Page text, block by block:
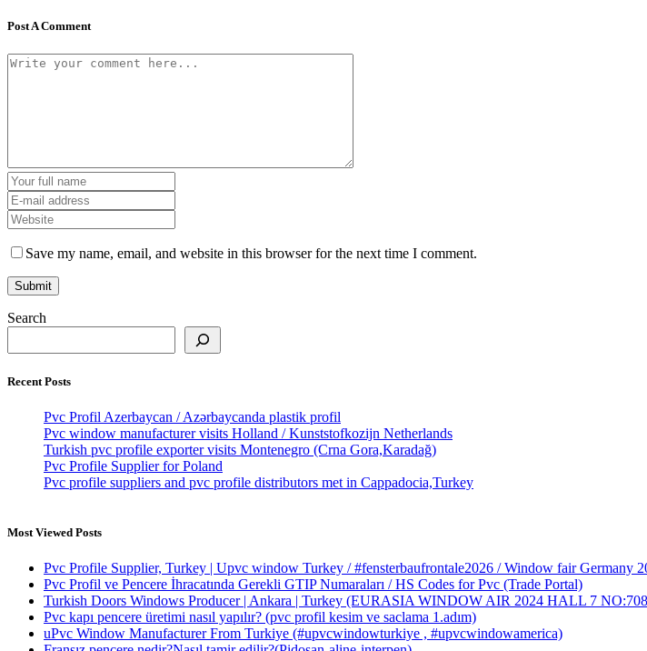
Post A Comment
Save my name, email, and website in this browser for the next time I comment.
Search
Recent Posts
Pvc Profil Azerbaycan / Azərbaycanda plastik profil
Pvc window manufacturer visits Holland / Kunststofkozijn Netherlands
Turkish pvc profile exporter visits Montenegro (Crna Gora,Karadağ)
Pvc Profile Supplier for Poland
Pvc profile suppliers and pvc profile distributors met in Cappadocia,Turkey
Most Viewed Posts
Pvc Profile Supplier, Turkey | Upvc window Turkey / #fensterbaufrontale2026 / Window fair Germany
Pvc Profil ve Pencere İhracatında Gerekli GTIP Numaraları / HS Codes for Pvc (Trade Portal)
Turkish Doors Windows Producer | Ankara | Turkey (EURASIA WINDOW AIR 2024 HALL 7
Pvc kapı pencere üretimi nasıl yapılır? (pvc profil kesim ve saclama 1.adım)
uPvc Window Manufacturer From Turkiye (#upvcwindowturkiye , #upvcwindowamerica)